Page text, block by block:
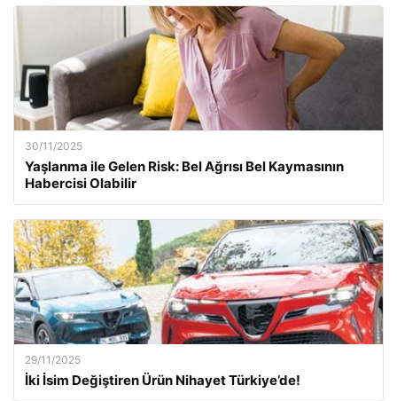
30/11/2025
Yaşlanma ile Gelen Risk: Bel Ağrısı Bel Kaymasının
Habercisi Olabilir
29/11/2025
İki İsim Değiştiren Ürün Nihayet Türkiye’de!